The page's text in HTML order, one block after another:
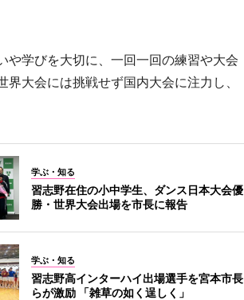
学びを大切に、一回一回の練習や大会
大会には挑戦せず国内大会に注力し、
学ぶ・知る
習志野在住の小中学生、ダンス日本大会優
勝・世界大会出場を市長に報告
学ぶ・知る
習志野高インターハイ出場選手を宮本市長
らが激励 「雑草の如く逞しく」